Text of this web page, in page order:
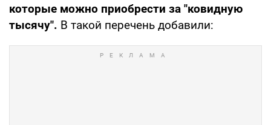
которые можно приобрести за "ковидную
тысячу". В такой перечень добавили: